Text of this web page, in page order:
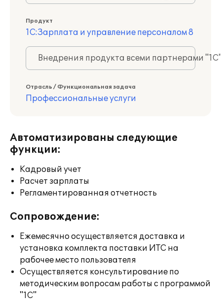
Продукт
1С:Зарплата и управление персоналом 8
Внедрения продукта всеми партнерами
Отрасль / Функциональная задача
Профессиональные услуги
Автоматизированы следующие
функции:
Кадровый учет
Расчет зарплаты
Регламентированная отчетность
Сопровождение:
Ежемесячно осуществляется доставка и
установка комплекта поставки ИТС на
рабочее место пользователя
Осуществляется консультирование по
методическим вопросам работы с программой
"1С"